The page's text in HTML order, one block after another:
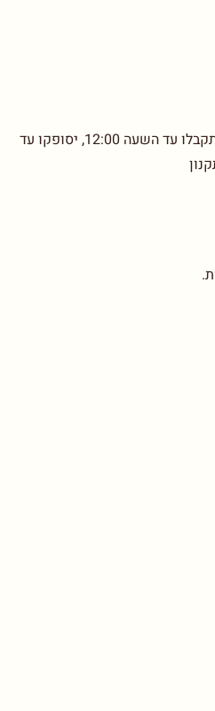
בימים א’-ד’ הזמנות שיתקבלו עד השעה 12:00, יסופקו עד יום עסקים אחד. ביום ה’ הזמנות שיתקבלו עד השעה 12:00, יסופקו עד